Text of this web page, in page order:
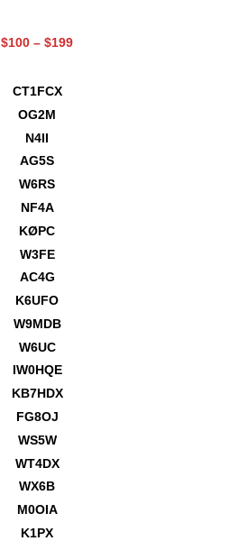
$100 – $199
CT1FCX
OG2M
N4II
AG5S
W6RS
NF4A
KØPC
W3FE
AC4G
K6UFO
W9MDB
W6UC
IW0HQE
KB7HDX
FG8OJ
WS5W
WT4DX
WX6B
M0OIA
K1PX